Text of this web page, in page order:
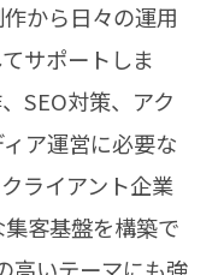
から日々の運用
サポートしま
SEO対策、アク
ア運営に必要な
ライアント企業
客基盤を構築で